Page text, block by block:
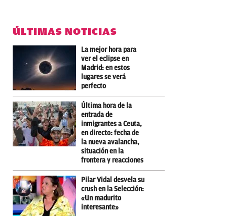
ÚLTIMAS NOTICIAS
La mejor hora para
ver el eclipse en
Madrid: en estos
lugares se verá
perfecto
Última hora de la
entrada de
inmigrantes a Ceuta,
en directo: fecha de
la nueva avalancha,
situación en la
frontera y reacciones
Pilar Vidal desvela su
crush en la Selección:
«Un madurito
interesante»